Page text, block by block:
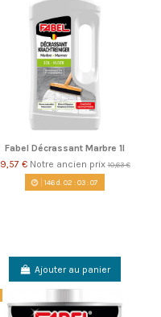
Fabel Décrassant Marbre 1l
9,57 € Notre ancien prix10,63 €
146d. 02 :03:06
Ajouter au panier